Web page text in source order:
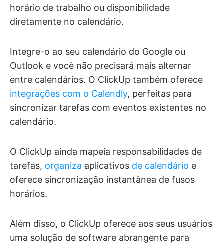
horário de trabalho ou disponibilidade
diretamente no calendário.
Integre-o ao seu calendário do Google ou
Outlook e você não precisará mais alternar
entre calendários. O ClickUp também oferece
integrações com o Calendly, perfeitas para
sincronizar tarefas com eventos existentes no
calendário.
O ClickUp ainda mapeia responsabilidades de
tarefas, organiza aplicativos de calendário e
oferece sincronização instantânea de fusos
horários.
Além disso, o ClickUp oferece aos seus usuários
uma solução de software abrangente para